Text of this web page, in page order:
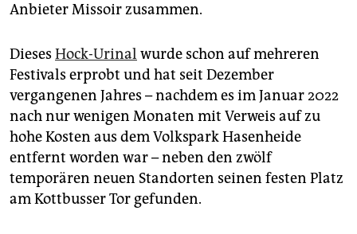
Anbieter Missoir zusammen.
Dieses Hock-Urinal wurde schon auf mehreren
Festivals erprobt und hat seit Dezember
vergangenen Jahres – nachdem es im Januar 2022
nach nur wenigen Monaten mit Verweis auf zu
hohe Kosten aus dem Volkspark Hasenheide
entfernt worden war – neben den zwölf
temporären neuen Standorten seinen festen Platz
am Kottbusser Tor gefunden.